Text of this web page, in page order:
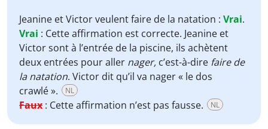
Jeanine et Victor veulent faire de la natation : Vrai.
Vrai : Cette affirmation est correcte. Jeanine et
Victor sont à l’entrée de la piscine, ils achètent
deux entrées pour aller nager, c’est-à-dire faire de
la natation. Victor dit qu’il va nager « le dos
crawlé ».
NL
Faux : Cette affirmation n’est pas fausse. NL